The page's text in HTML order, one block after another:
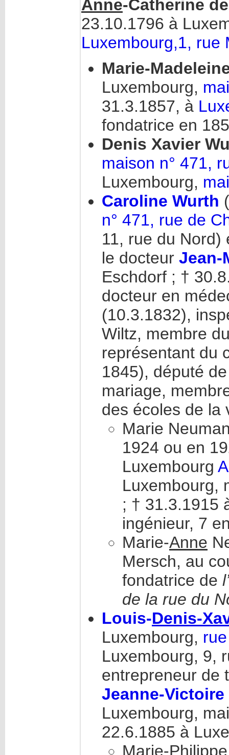
Anne-Catherine
23.10.1796 à
Luxembourg,1, rue
Marie-
Luxembourg,
31.3.1857, à
fondatrice en
Denis Xavier
maison n° 471,
Luxembourg,
Caroline Wurth
n° 471, rue de
11, rue du Nord)
le docteur Jean-
Eschdorf ; †
docteur en
(10.3.1832),
Wiltz, membre
représentant du
1845), député
mariage,
des écoles de la
Marie
1924 ou en
Luxembourg
Luxembourg,
; † 31.3.1915
ingénieur, 7
Marie-Anne
Mersch, au
fondatrice de
de la rue du
Louis-Denis-
Luxembourg,
Luxembourg, 9,
entrepreneur de
Jeanne-
Luxembourg,
22.6.1885 à
Marie-Philippe